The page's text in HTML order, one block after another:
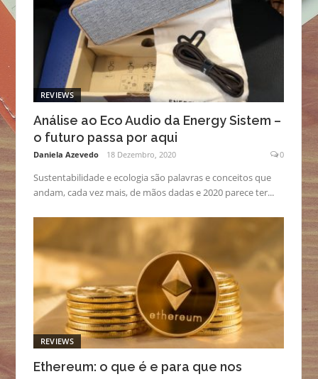
REVIEWS
Análise ao Eco Audio da Energy Sistem –
o futuro passa por aqui
Daniela Azevedo 18 Dezembro, 2020 0
Sustentabilidade e ecologia são palavras e conceitos que
andam, cada vez mais, de mãos dadas e 2020 parece ter...
REVIEWS
Ethereum: o que é e para que nos